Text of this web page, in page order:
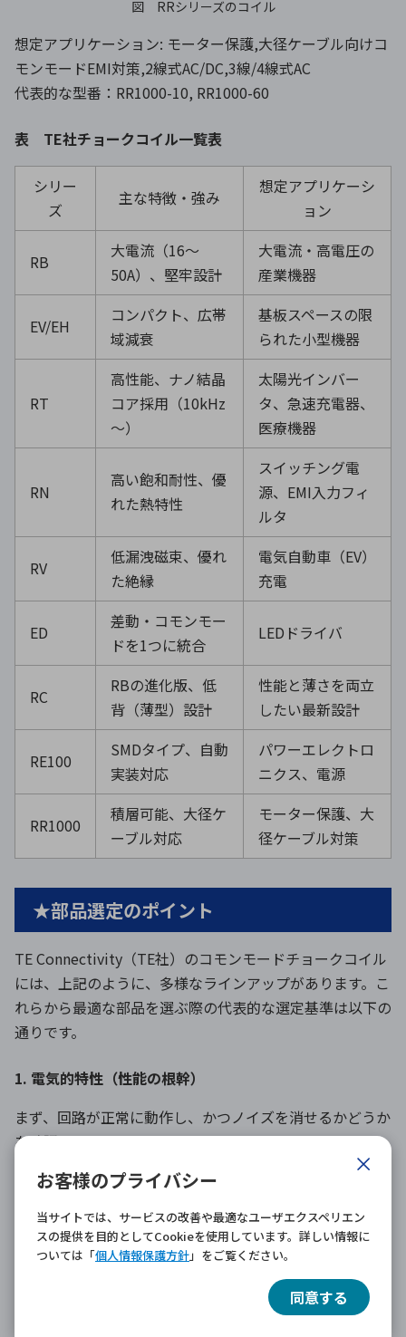
お客様のプライバシー
当サイトでは、サービスの改善や最適なユーザエクスペリエン
スの提供を目的としてCookieを使用しています。詳しい情報に
ついては「個人情報保護方針」をご覧ください。
同意する
図 RRシリーズのコイル
想定アプリケーション: モーター保護,大径ケーブル向けコ
モンモードEMI対策,2線式AC/DC,3線/4線式AC
代表的な型番：RR1000-10, RR1000-60
表 TE社チョークコイル一覧表
シリー
ズ
主な特徴・強み
想定アプリケーシ
ョン
RB
大電流（16～
50A）、堅牢設計
大電流・高電圧の
産業機器
EV/EH
コンパクト、広帯
域減衰
基板スペースの限
られた小型機器
RT
高性能、ナノ結晶
コア採用（10kHz
～）
太陽光インバー
タ、急速充電器、
医療機器
RN
高い飽和耐性、優
れた熱特性
スイッチング電
源、EMI入力フィ
ルタ
RV
低漏洩磁束、優れ
た絶縁
電気自動車（EV）
充電
ED
差動・コモンモー
ドを1つに統合
LEDドライバ
RC
RBの進化版、低
背（薄型）設計
性能と薄さを両立
したい最新設計
RE100
SMDタイプ、自動
実装対応
パワーエレクトロ
ニクス、電源
RR1000
積層可能、大径ケ
ーブル対応
モーター保護、大
径ケーブル対策
★部品選定のポイント
TE Connectivity（TE社）のコモンモードチョークコイル
には、上記のように、多様なラインアップがあります。こ
れらから最適な部品を選ぶ際の代表的な選定基準は以下の
通りです。
1. 電気的特性（性能の根幹）
まず、回路が正常に動作し、かつノイズを消せるかどうか
を確認します。
定格電流 Irated
リーズのような最新の低背モデルか、RBシリーズの
ような実績ある大電流モデル（最大50A）か
対策したいノイズの周波数帯で、十分な「壁」にな